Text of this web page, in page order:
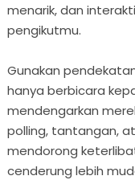
menarik, dan
pengikutmu.
Gunakan
hanya berbicara
mendengarkan
polling, tantangan,
mendorong
cenderung lebih